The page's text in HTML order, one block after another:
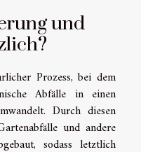
und
Prozess, bei dem
Abfälle in einen
Durch diesen
und andere
sodass letztlich